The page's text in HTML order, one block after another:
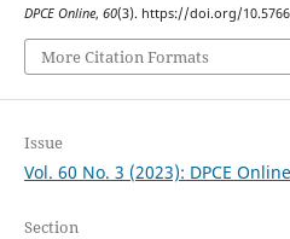
DPCE Online, 60(3). https://doi.org/
More Citation Formats
Issue
Vol. 60 No. 3 (2023): DPCE
Section